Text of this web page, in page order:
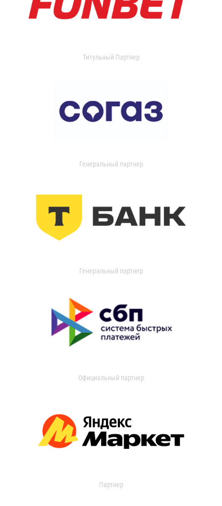
Титульный Партнер
Генеральный партнер
Генеральный партнер
Официальный партнер
Партнер